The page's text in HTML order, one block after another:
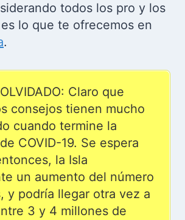
todos los pro y los
lo que te ofrecemos en
.
Claro que
consejos tienen mucho
cuando termine la
COVID-19. Se espera
la Isla
un aumento del número
y podría llegar otra vez a
3 y 4 millones de